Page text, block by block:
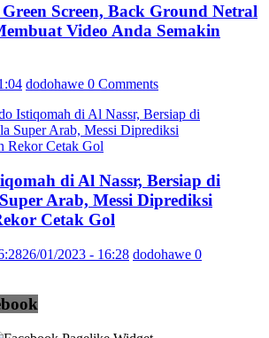
Screen, Back Ground Netral
Video Anda Semakin
dodohawe 0 Comments
di Al Nassr, Bersiap di
Arab, Messi Diprediksi
Cetak Gol
26/01/2023 - 16:28 dodohawe 0